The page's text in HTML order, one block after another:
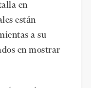
en
están
a su
en mostrar